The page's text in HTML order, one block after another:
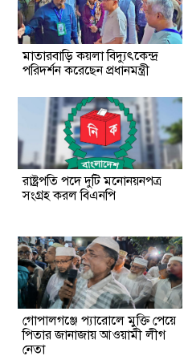
মাতারবাড়ি কয়লা বিদ্যুৎকেন্দ্র
পরিদর্শন করেছেন প্রধানমন্ত্রী
রাষ্ট্রপতি পদে দুটি মনোনয়নপত্র
সংগ্রহ করল বিএনপি
গোপালগঞ্জে প্যারোলে মুক্তি পেয়ে
পিতার জানাজায় আওয়ামী লীগ
নেতা